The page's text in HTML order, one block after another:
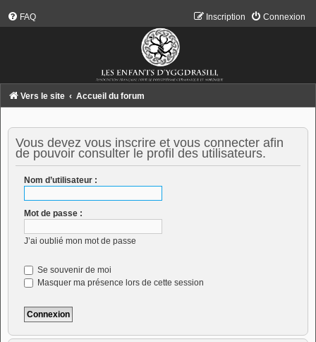
FAQ Connexion
Inscription
Vers le site Accueil du forum
Vous devez vous inscrire et vous connecter afin
de pouvoir consulter le profil des utilisateurs.
Nom d’utilisateur :
Mot de passe :
J’ai oublié mon mot de passe
Se souvenir de moi
Masquer ma présence lors de cette session